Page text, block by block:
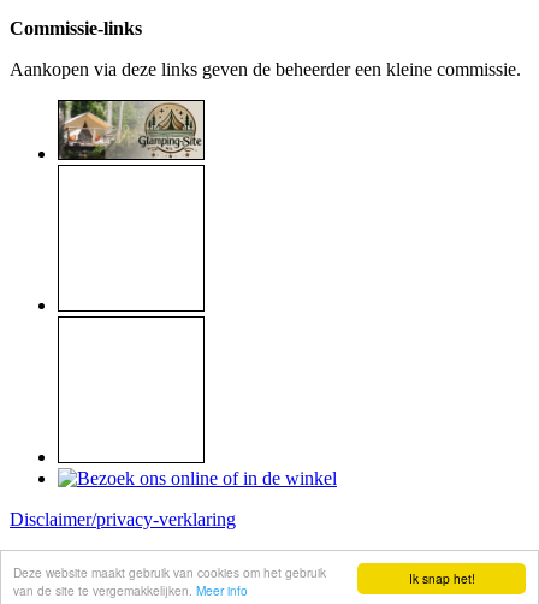
Ik snap het!
Deze website maakt gebruik van cookies om het gebruik
van de site te vergemakkelijken. Meer info
Commissie-links
Aankopen via deze links geven de beheerder een kleine commissie.
Disclaimer/privacy-verklaring
Site made byKoome-webservice